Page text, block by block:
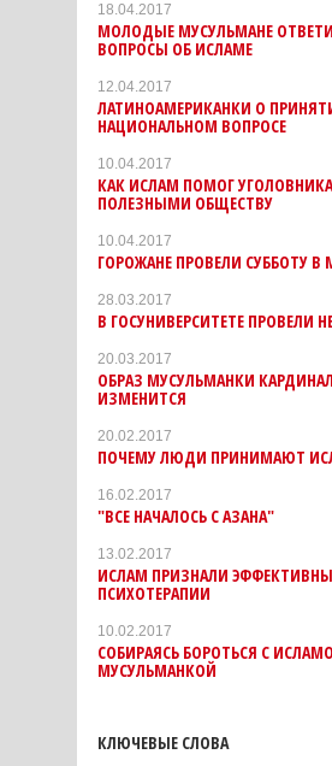
18.04.2017
МОЛОДЫЕ МУСУЛЬМАНЕ
ВОПРОСЫ ОБ ИСЛАМЕ
12.04.2017
ЛАТИНОАМЕРИКАНКИ О
НАЦИОНАЛЬНОМ ВОПРОСЕ
10.04.2017
КАК ИСЛАМ ПОМОГ
ПОЛЕЗНЫМИ ОБЩЕСТВУ
10.04.2017
ГОРОЖАНЕ ПРОВЕЛИ СУББОТУ В
28.03.2017
В ГОСУНИВЕРСИТЕТЕ ПРОВЕЛИ
20.03.2017
ОБРАЗ МУСУЛЬМАНКИ
ИЗМЕНИТСЯ
20.02.2017
ПОЧЕМУ ЛЮДИ ПРИНИМАЮТ
16.02.2017
"ВСЕ НАЧАЛОСЬ С АЗАНА"
13.02.2017
ИСЛАМ ПРИЗНАЛИ
ПСИХОТЕРАПИИ
10.02.2017
СОБИРАЯСЬ БОРОТЬСЯ С
МУСУЛЬМАНКОЙ
КЛЮЧЕВЫЕ СЛОВА